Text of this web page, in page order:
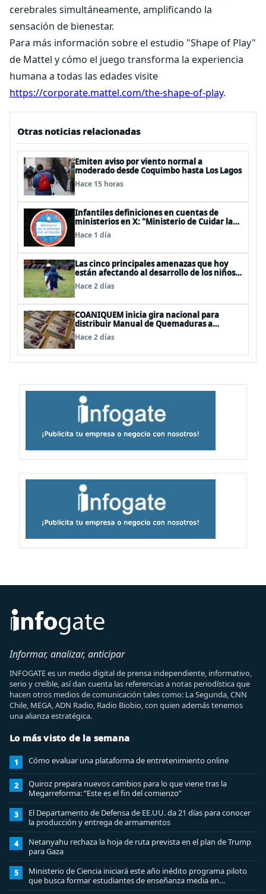
cerebrales simultáneamente, amplificando la
sensación de bienestar.
Para más información sobre el estudio "Shape of Play"
de Mattel y cómo el juego transforma la experiencia
humana a todas las edades visite
https://corporate.mattel.com/the-shape-of-play.
Otras noticias relacionadas
Emiten aviso por viento normal a
moderado desde Coquimbo hasta Los Lagos
Hace 15 horas
Infantiles definiciones en cuentas de
ministerios en X: "Ministerio de Cuidar la
Plata", "Ministerio de la amistad..."
Hace 1 día
Las cinco principales amenazas que hoy
están afectando al desarrollo de los niños
en Chile
Hace 2 días
COANIQUEM inicia gira nacional para
distribuir Manual de Quemaduras a
profesionales de la salud
Hace 2 días
Informar, analizar, anticipar
INFOGATE es un medio digital de prensa independiente, informativo,
serio y creíble, así dan cuenta las referencias a notas periodística que
hacen otros medios de comunicación tales como: La Segunda, CNN
Chile, MEGA, ADN Radio, Radio Biobio, con quien además tenemos
una alianza estratégica.
Lo más visto de la semana
1 Cómo evaluar una plataforma de entretenimiento online
2
Quiroz prepara nuevos cambios para lo que viene tras la
Megarreforma: “Este es el fin del comienzo”
3
El Departamento de Defensa de EE.UU. da 21 días para conocer
la producción y entrega de armamentos
4
Netanyahu rechaza la hoja de ruta prevista en el plan de Trump
para Gaza
5
Ministerio de Ciencia iniciará este año inédito programa piloto
que busca formar estudiantes de enseñanza media en
ciberseguridad